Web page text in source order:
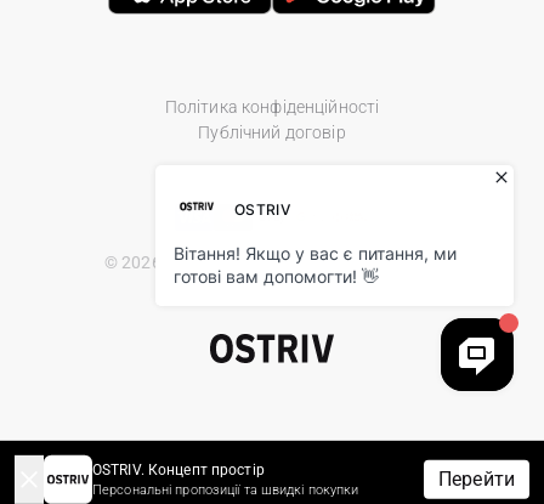
Політика конфіденційності
Публічний договір
© 2026 Ostriv.ua Store. All Rights Reserved.
OSTRIV. Концепт простір
Персональні пропозиції та швидкі покупки Перейти